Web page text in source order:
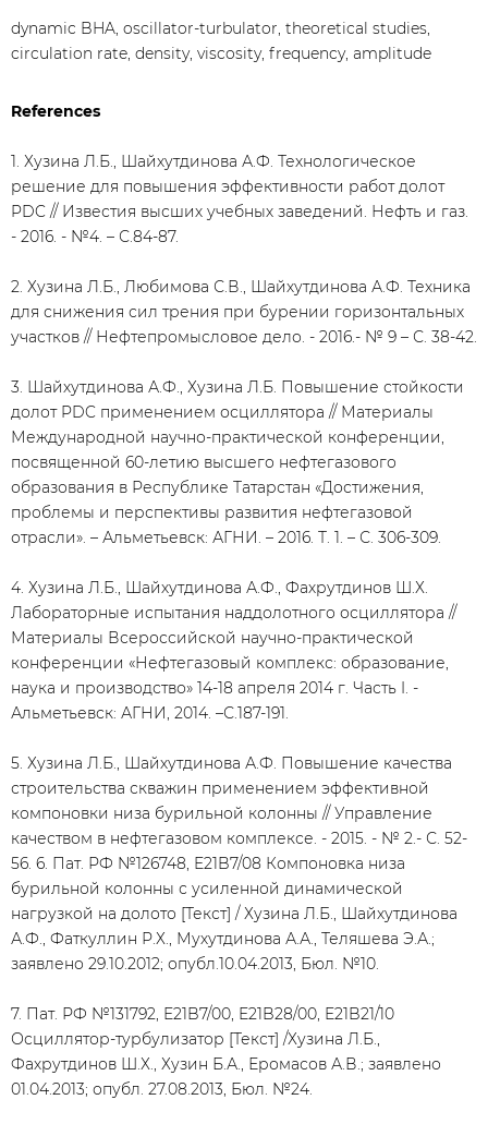
dynamic BHA, oscillator-turbulator, theoretical studies,
circulation rate, density, viscosity, frequency, amplitude
References
1. Хузина Л.Б., Шайхутдинова А.Ф. Технологическое
решение для повышения эффективности работ долот
PDC // Известия высших учебных заведений. Нефть и газ.
- 2016. - №4. – С.84-87.
2. Хузина Л.Б., Любимова С.В., Шайхутдинова А.Ф. Техника
для снижения сил трения при бурении горизонтальных
участков // Нефтепромысловое дело. - 2016.- № 9 – С. 38-42.
3. Шайхутдинова А.Ф., Хузина Л.Б. Повышение стойкости
долот PDC применением осциллятора // Материалы
Международной научно-практической конференции,
посвященной 60-летию высшего нефтегазового
образования в Республике Татарстан «Достижения,
проблемы и перспективы развития нефтегазовой
отрасли». – Альметьевск: АГНИ. – 2016. Т. 1. – С. 306-309.
4. Хузина Л.Б., Шайхутдинова А.Ф., Фахрутдинов Ш.Х.
Лабораторные испытания наддолотного осциллятора //
Материалы Всероссийской научно-практической
конференции «Нефтегазовый комплекс: образование,
наука и производство» 14-18 апреля 2014 г. Часть I. -
Альметьевск: АГНИ, 2014. –С.187-191.
5. Хузина Л.Б., Шайхутдинова А.Ф. Повышение качества
строительства скважин применением эффективной
компоновки низа бурильной колонны // Управление
качеством в нефтегазовом комплексе. - 2015. - № 2.- С. 52-
56. 6. Пат. РФ №126748, E21B7/08 Компоновка низа
бурильной колонны с усиленной динамической
нагрузкой на долото [Текст] / Хузина Л.Б., Шайхутдинова
А.Ф., Фаткуллин Р.Х., Мухутдинова А.А., Теляшева Э.А.;
заявлено 29.10.2012; опубл.10.04.2013, Бюл. №10.
7. Пат. РФ №131792, E21B7/00, E21B28/00, E21B21/10
Осциллятор-турбулизатор [Текст] /Хузина Л.Б.,
Фахрутдинов Ш.Х., Хузин Б.А., Еромасов А.В.; заявлено
01.04.2013; опубл. 27.08.2013, Бюл. №24.